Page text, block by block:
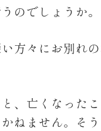
のでしょうか。
方々にお別れ
、亡くなっ
ねません。そ